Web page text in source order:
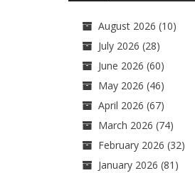
August 2026 (10)
July 2026 (28)
June 2026 (60)
May 2026 (46)
April 2026 (67)
March 2026 (74)
February 2026 (32)
January 2026 (81)